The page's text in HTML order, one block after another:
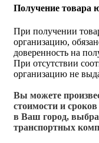
Получение товара
При получении
организацию,
доверенность на
При отсутствии
организацию не
Вы можете
стоимости и
в Ваш город,
транспортных